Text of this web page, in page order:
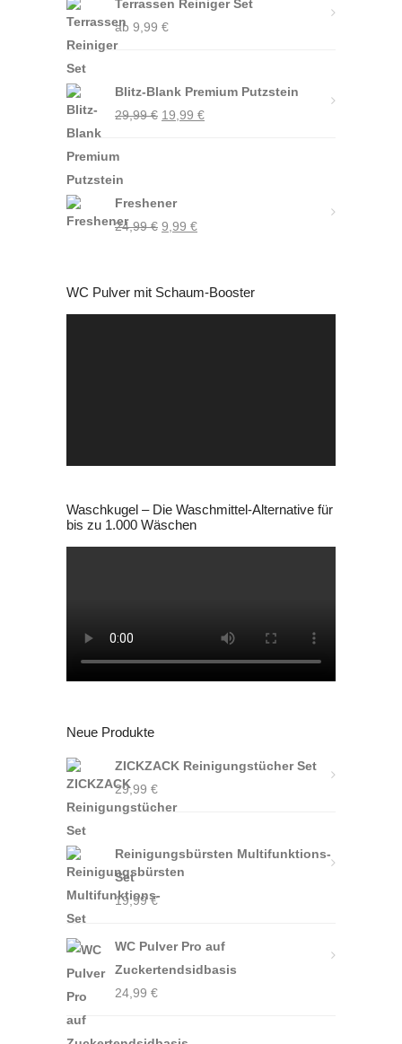
Terrassen Reiniger Set
ab 9,99 €
Blitz-Blank Premium Putzstein
29,99€ Ursprünglicher
19,99 €Aktueller
Freshener
24,99€ Ursprünglicher
24,99 €
9,99 €Aktueller
9,99 €.
WC Pulver mit Schaum-Booster
Waschkugel – Die Waschmittel-Alternative für
bis zu 1.000 Wäschen
Neue Produkte
ZICKZACK Reinigungstücher Set
29,99 €
Reinigungsbürsten Multifunktions-
Set
19,99€
WC Pulver Pro auf
Zuckertendsidbasis
24,99 €